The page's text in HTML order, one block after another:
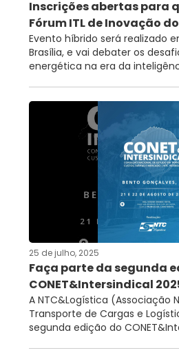
Inscrições abertas para
Fórum ITL de Inovação
Evento híbrido será realizado
Brasília, e vai debater os
energética na era da
25 de julho, 2025
Faça parte da segunda
CONET&Intersindical
A NTC&Logística (Associação
Transporte de Cargas e
segunda edição do